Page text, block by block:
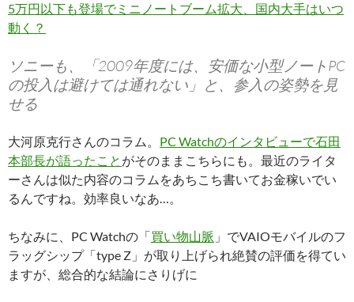
5万円以下も登場でミニノートブーム拡大、国内大手はいつ
動く？
ソニーも、「2009年度には、安価な小型ノートPC
の投入は避けては通れない」と、参入の姿勢を見
せる
大河原克行さんのコラム。 PC Watchのインタビューで石田
本部長が語ったこと がそのままこちらにも。最近のライタ
ーさんは似た内容のコラムをあちこち書いてお金稼いでい
るんですね。効率良いなあ…。
ちなみに、PC Watchの「買い物山脈 」でVAIOモバイルのフ
ラッグシップ「type Z」が取り上げられ絶賛の評価を得てい
ますが、総合的な結論にさりげに